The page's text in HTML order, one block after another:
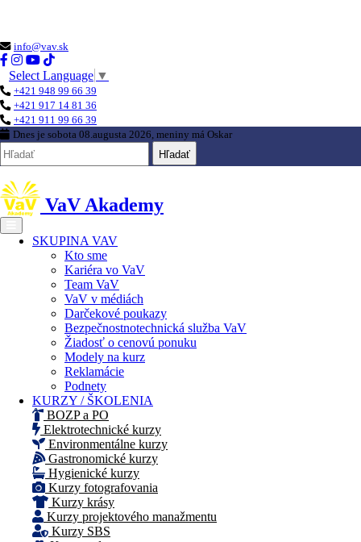
info@vav.sk
Select Language ▼
+421 948 99 66 39
+421 917 14 81 36
+421 911 99 66 39
Dnes je sobota 08.augusta 2026, meniny má Oskar
Hľadať
VaV Akademy
SKUPINA VAV
Kto sme
Kariéra vo VaV
Team VaV
VaV v médiách
Darčekové poukazy
Bezpečnostnotechnická služba VaV
Žiadosť o cenovú ponuku
Modely na kurz
Reklamácie
Podnety
KURZY / ŠKOLENIA
BOZP a PO
Elektrotechnické kurzy
Environmentálne kurzy
Gastronomické kurzy
Hygienické kurzy
Kurzy fotografovania
Kurzy krásy
Kurzy projektového manažmentu
Kurzy SBS